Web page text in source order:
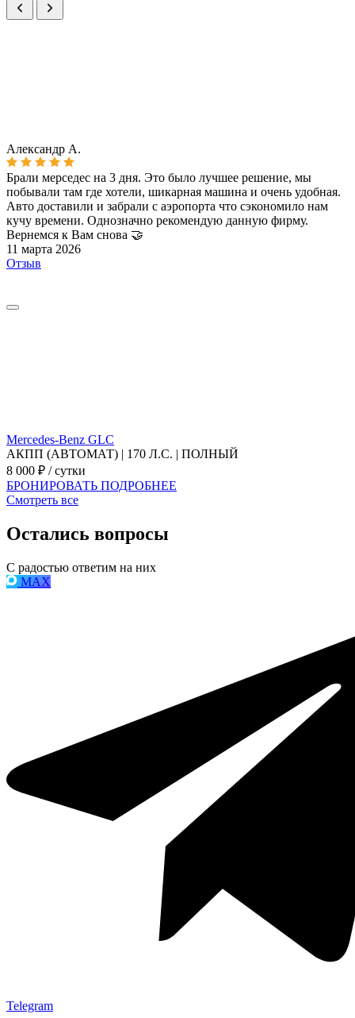
Александр А.
Брали мерседес на 3 дня. Это было лучшее решение, мы
побывали там где хотели, шикарная машина и очень удобная.
Авто доставили и забрали с аэропорта что сэкономило нам
кучу времени. Однозначно рекомендую данную фирму.
Вернемся к Вам снова 🤝
11 марта 2026
Отзыв
Mercedes-Benz GLC
АКПП (АВТОМАТ) | 170 Л.С. | ПОЛНЫЙ
8 000 ₽ / сутки
БРОНИРОВАТЬ ПОДРОБНЕЕ
Смотреть все
Остались вопросы
С радостью ответим на них
MAX
Telegram